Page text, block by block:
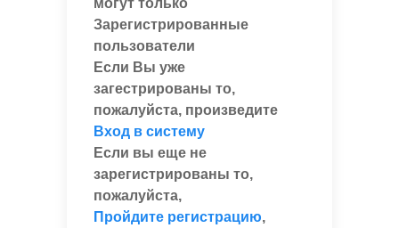
Зарегистрированные
пользователи
Если Вы уже
загестрированы то,
пожалуйста, произведите
Вход в систему
Если вы еще не
зарегистрированы то,
пожалуйста,
Пройдите регистрацию,